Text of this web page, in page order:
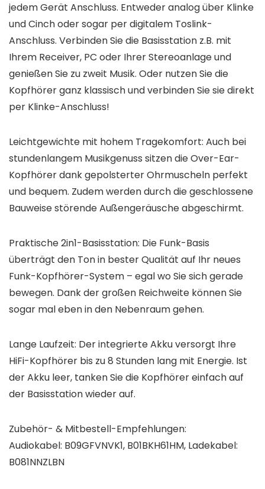
jedem Gerät Anschluss. Entweder analog über Klinke
und Cinch oder sogar per digitalem Toslink-
Anschluss. Verbinden Sie die Basisstation z.B. mit
Ihrem Receiver, PC oder Ihrer Stereoanlage und
genießen Sie zu zweit Musik. Oder nutzen Sie die
Kopfhörer ganz klassisch und verbinden Sie sie direkt
per Klinke-Anschluss!
Leichtgewichte mit hohem Tragekomfort: Auch bei
stundenlangem Musikgenuss sitzen die Over-Ear-
Kopfhörer dank gepolsterter Ohrmuscheln perfekt
und bequem. Zudem werden durch die geschlossene
Bauweise störende Außengeräusche abgeschirmt.
Praktische 2in1-Basisstation: Die Funk-Basis
überträgt den Ton in bester Qualität auf Ihr neues
Funk-Kopfhörer-System – egal wo Sie sich gerade
bewegen. Dank der großen Reichweite können Sie
sogar mal eben in den Nebenraum gehen.
Lange Laufzeit: Der integrierte Akku versorgt Ihre
HiFi-Kopfhörer bis zu 8 Stunden lang mit Energie. Ist
der Akku leer, tanken Sie die Kopfhörer einfach auf
der Basisstation wieder auf.
Zubehör- & Mitbestell-Empfehlungen:
Audiokabel: B09GFVNVK1, B01BKH61HM, Ladekabel:
B081NNZLBN